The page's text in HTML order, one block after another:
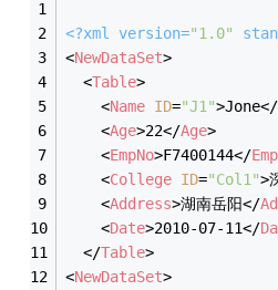
<?xml version="1.0"
<NewDataSet>
<Table>
<Name ID="J1">Jone</
<Age>22</Age>
<EmpNo>F7400144</
<College ID="Col1">
<Address>湖南岳阳</
<Date>2010-07-11</
</Table>
<NewDataSet>